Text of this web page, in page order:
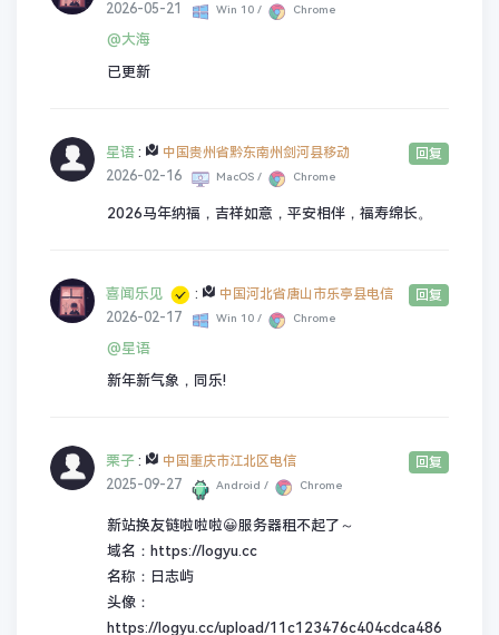
2026-05-21
Win 10 / Chrome
@大海
已更新
星语 :
中国贵州省黔东南州剑河县移动
2026-02-16
MacOS / Chrome
2026马年纳福，吉祥如意，平安相伴，福寿绵长。
回复
喜闻乐见 :
中国河北省唐山市乐亭县电信
2026-02-17
Win 10 / Chrome
@星语
新年新气象，同乐!
回复
栗子 :
中国重庆市江北区电信
2025-09-27
Android / Chrome
新站换友链啦啦啦😀服务器租不起了～
域名：https://logyu.cc
名称：日志屿
头像：
https://logyu.cc/upload/11c123476c404cdca486
回复